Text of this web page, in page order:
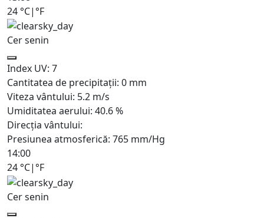
24 °C| °F
Cer senin
Index UV: 7
Cantitatea de precipitații: 0 mm
Viteza vântului: 5.2 m/s
Umiditatea aerului: 40.6%
Direcția vântului:
Presiunea atmosferică: 765 mm/Hg
14:00
24 °C| °F
Cer senin